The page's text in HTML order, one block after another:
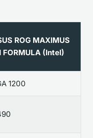
ROG MAXIMUS
FORMULA (Intel)
1200